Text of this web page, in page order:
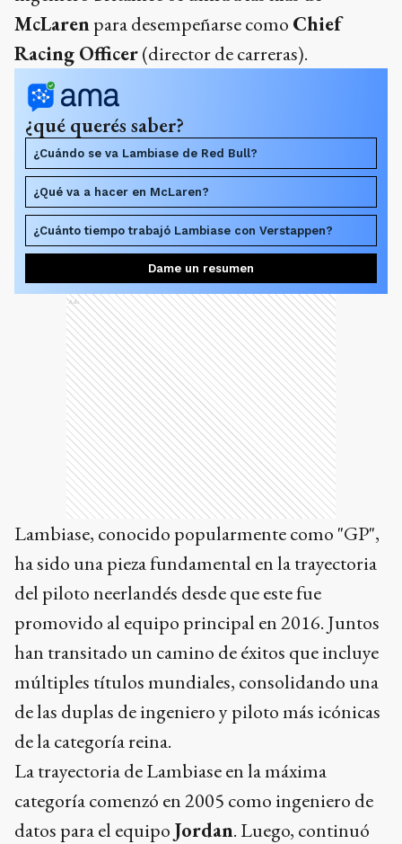
McLarenpara desempeñarse como Chief
Racing Officer(director de carreras).
¿qué querés saber?
¿Cuándo se va Lambiase de Red Bull?
¿Qué va a hacer en McLaren?
¿Cuánto tiempo trabajó Lambiase con Verstappen?
Dame un resumen
Ads
Lambiase, conocido popularmente como "GP",
ha sido una pieza fundamental en la trayectoria
del piloto neerlandés desde que este fue
promovido al equipo principal en 2016. Juntos
han transitado un camino de éxitos que incluye
múltiples títulos mundiales, consolidando una
de las duplas de ingeniero y piloto más icónicas
de la categoría reina.
La trayectoria de Lambiase en la máxima
categoría comenzó en 2005 como ingeniero de
datos para el equipo Jordan. Luego, continuó